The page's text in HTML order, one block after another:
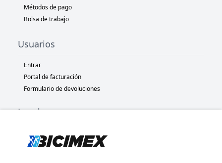
Métodos de pago
Bolsa de trabajo
Usuarios
Entrar
Portal de facturación
Formulario de devoluciones
Legal
Políticas de privacidad